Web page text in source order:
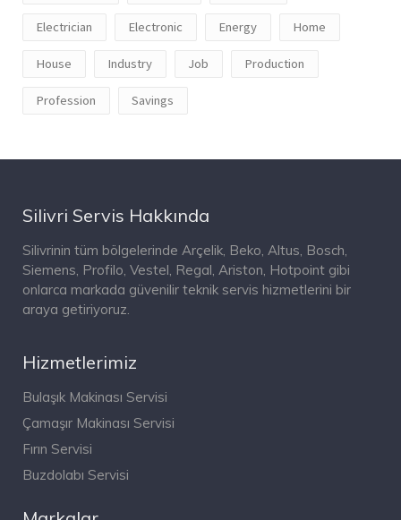
Electrician Electronic Energy Home
House Industry Job Production
Profession Savings
Silivri Servis Hakkında
Silivrinin tüm bölgelerinde Arçelik, Beko, Altus, Bosch,
Siemens, Profilo, Vestel, Regal, Ariston, Hotpoint gibi
onlarca markada güvenilir teknik servis hizmetlerini bir
araya getiriyoruz.
Hizmetlerimiz
Bulaşık Makinası Servisi
Çamaşır Makinası Servisi
Fırın Servisi
Buzdolabı Servisi